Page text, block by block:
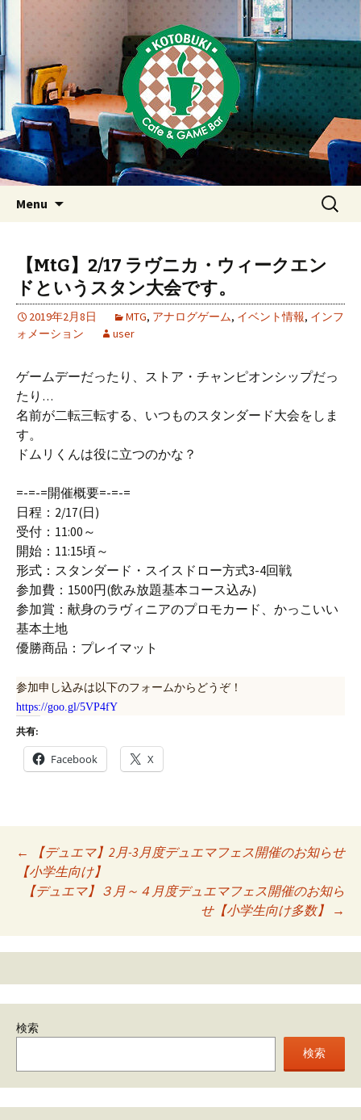
東京・西荻窪・上井草・上石神
井のカフェ＆ゲームバーこと
ぶき
Just another WordPress site
Menu
検
索:
【MtG】2/17 ラヴニカ・ウィークエン
ドというスタン大会です。
2019年2月8日 MTG, アナログゲーム, イベント情報, インフ
ォメーション
user
ゲームデーだったり、ストア・チャンピオンシップだっ
たり…
名前が二転三転する、いつものスタンダード大会をしま
す。
ドムリくんは役に立つのかな？
=-=-=開催概要=-=-=
日程：2/17(日)
受付：11:00～
開始：11:15頃～
形式：スタンダード・スイスドロー方式3-4回戦
参加費：1500円(飲み放題基本コース込み)
参加賞：献身のラヴィニアのプロモカード、かっこいい
基本土地
優勝商品：プレイマット
参加申し込みは以下のフォームからどうぞ！
https://goo.gl/5VP4fY
共有:
Facebook X
Post
navigation
←
【デュエマ】2月-3月度デュエマフェス開催のお知らせ
【小学生向け】
【デュエマ】３月～４月度デュエマフェス開催のお知ら
せ【小学生向け多数】 →
検索
検索